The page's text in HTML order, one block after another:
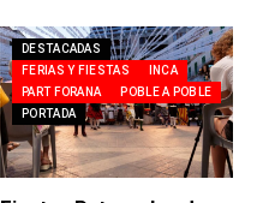
DESTACADAS
FERIAS Y FIESTAS
INCA
PART FORANA
POBLE A POBLE
PORTADA